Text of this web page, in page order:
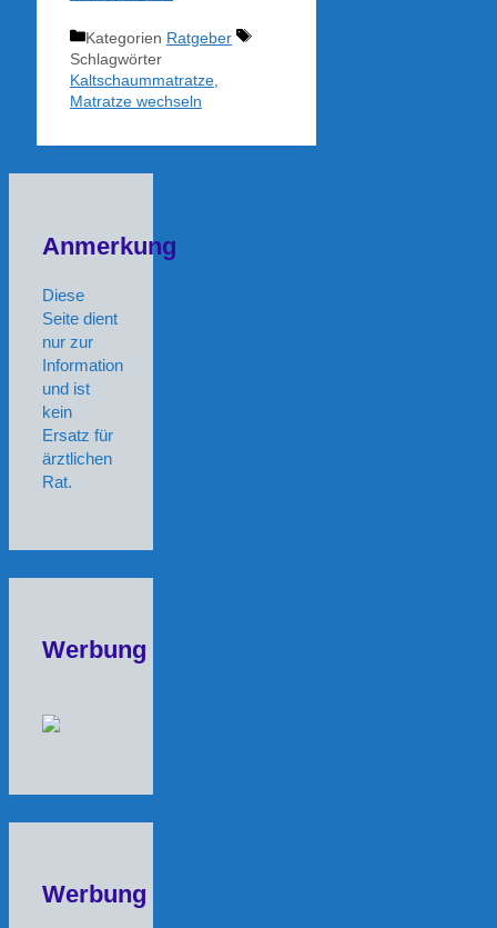
Kategorien Ratgeber
Schlagwörter
Kaltschaummatratze,
Matratze wechseln
Anmerkung
Diese
Seite dient
nur zur
Information
und ist
kein
Ersatz für
ärztlichen
Rat.
Werbung
Werbung